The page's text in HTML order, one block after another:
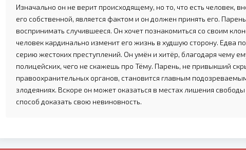
Изначально он не верит происходящему, но то, что есть человек,
его собственной, является фактом и он должен принять его.
воспринимать случившееся. Он хочет познакомиться со своим
человек кардинально изменит его жизнь в худшую сторону. Едва
серию жестоких преступлений. Он умён и хитёр, благодаря чему
полицейских, чего не скажешь про Тёму. Парень, не привыкший
правоохранительных органов, становится главным
злодеяниях. Вскоре он может оказаться в местах лишения
способ доказать свою невиновность.